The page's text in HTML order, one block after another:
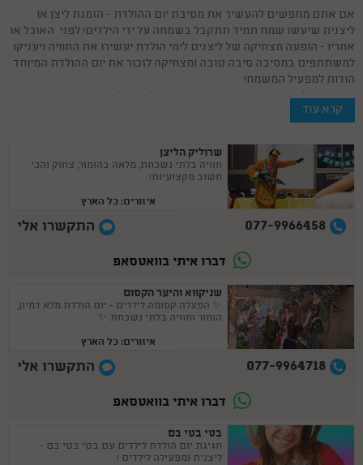
אם אתם מחפשים להעשיר את מסיבת יום ההולדת - הזמנת ליצן או
ליצנית שיעשו שמח תמיד תתקבל בשמחה על ידי הילדים! לפני האוכל או
אחריו - הופעה מצחיקה של ליצנים לימי הולדת יעשירו את החוויה ויעניקו
למשתתפים במסיבה סיבה טובה ומצחיקה לזכור את יום ההולדת המיוחד
הודות למפעיל המשמח!
אז אל תתלבטו, יש לנו באתר מגוון ליצנים לימי הולדת לשמח את ילדכם
וחבריו.
קרא עוד
שרוליק הליצן
חוויה בלתי נשכחת, מלאה בהומור, צחוק והכי
חשוב מקצועיות!
איזורים: כל הארץ
077-9966458 התקשרו אלי
דברו איתי בוואטסאפ
שניקווא והיער הקסום
✨ הפעלה קסומה לילדים - יום הולדת מלא דמיון,
הומור וחוויה בלתי נשכחת ✨
איזורים: כל הארץ
077-9964718 התקשרו אלי
דברו איתי בוואטסאפ
בטי בטי בם
חגיגת יום הולדת לילדים עם בטי בטי בם -
ליצנית ומפעילה לילדים !